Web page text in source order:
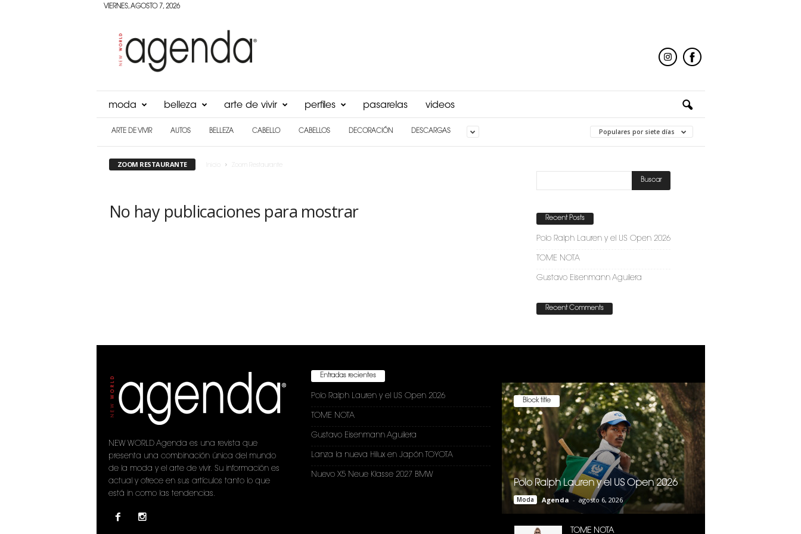
VIERNES, AGOSTO 7, 2026
Panama
moda belleza arte de vivir perfiles pasarelas videos
ARTE DE VIVIR AUTOS BELLEZA CABELLO CABELLOS DECORACIÓN DESCARGAS Populares por siete días
ZOOM RESTAURANTE Zoom Restaurante
No hay publicaciones para mostrar Recent Posts
Polo Ralph Lauren y el US Open 2026
TOME NOTA
Gustavo Eisenmann Aguilera
Recent Comments
NEW WORLD Agenda es una revista que
presenta una combinación única del mundo
de la moda y el arte de vivir. Su información es
actual y ofrece en sus artículos tanto lo que
está in como las tendencias.
Entradas recientes
Polo Ralph Lauren y el US Open 2026
TOME NOTA
Gustavo Eisenmann Aguilera
Lanza la nueva Hilux en Japón TOYOTA
Nuevo X5 Neue Klasse 2027 BMW
Block title
Polo Ralph Lauren y el US Open 2026
Moda Agenda - agosto 6, 2026
TOME NOTA